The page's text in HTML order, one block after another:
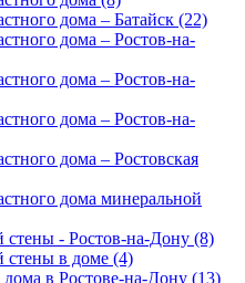
дома – Батайск (22)
дома – Ростов-на-
дома – Ростов-на-
дома – Ростов-на-
дома – Ростовская
дома минеральной
стены - Ростов-на-Дону (8)
стены в доме (4)
дома в Ростове-на-Дону (13)